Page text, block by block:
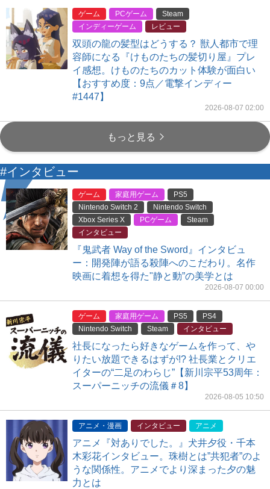
ゲーム PCゲーム
Steam
インディーゲーム
レビュー
双頭の龍の髪型はどうする？ 獣人都市で理
容師になる『けものたちの髪切り屋』プレ
イ感想。けものたちのカット体験が面白い
【おすすめ度：9点／電撃インディー
#1447】
2026-08-07 02:00
もっと見る
#インタビュー
ゲーム 家庭用ゲーム
PS5
Nintendo Switch 2
Nintendo Switch
Xbox Series X
PCゲーム
Steam
インタビュー
『鬼武者 Way of the Sword』インタビュ
ー：開発陣が語る殺陣へのこだわり。名作
映画に着想を得た"静と動”の美学とは
2026-08-07 00:00
ゲーム 家庭用ゲーム PS5
PS4
Nintendo Switch
Steam インタビュー
社長になったら好きなゲームを作って、や
りたい放題できるはずが!? 社長業とクリエ
イターの“二足のわらじ”【新川宗平53周年：
スーパーニッチの流儀＃8】
2026-08-05 10:50
アニメ・漫画 インタビュー アニメ
アニメ『対ありでした。』犬井夕役・千本
木彩花インタビュー。珠樹とは”共犯者”のよ
うな関係性。アニメでより深まった夕の魅
力とは